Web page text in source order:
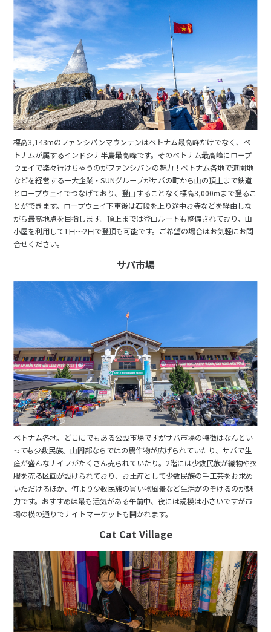
26
27 28 30
2028年4月 4月未定
1
2
3 4 5 6 7
8
9
10 11 12 13 14
15
16
17 18 19 20 21
22
23
24 25 26 27 28
29
30
2028年5月 5月未定
10
15
22
28
31
2028年6月 6月未定
1 2
3
4
5 8 9
10
11
12 13 14 15 16
17
18
19 20 21 22 23
24
25
26 27 28 29 30
7
1
2
3 4 5 6 7
8
9
10 11 12 13 14
15
16
17 18 19 20 21
22
23
24 25 26 27 28
29
標高3,143mのファンシパンマウンテンはベトナム最高峰だけでなく、ベ
トナムが属するインドシナ半島最高峰です。そのベトナム最高峰にロープ
ウェイで楽々行けちゃうのがファンシパンの魅力！ベトナム各地で遊園地
などを経営する一大企業・SUNグループがサパの町から山の頂上まで鉄道
とロープウェイでつなげており、登山することなく標高3,000mまで登るこ
とができます。ロープウェイ下車後は石段を上り途中お寺などを経由しな
がら最高地点を目指します。頂上までは登山ルートも整備されており、山
小屋を利用して1日～2日で登頂も可能です。ご希望の場合はお気軽にお問
合せください。
サパ市場
ベトナム各地、どこにでもある公設市場ですがサパ市場の特徴はなんとい
っても少数民族。山間部ならではの農作物が広げられていたり、サパで生
産が盛んなナイフがたくさん売られていたり。2階には少数民族が織物や衣
服を売る区画が設けられており、お土産として少数民族の手工芸をお求め
いただけるほか、何より少数民族の買い物風景など生活がのぞけるのが魅
力です。おすすめは最も活気がある午前中、夜には規模は小さいですが市
場の横の通りでナイトマーケットも開かれます。
Cat Cat Village